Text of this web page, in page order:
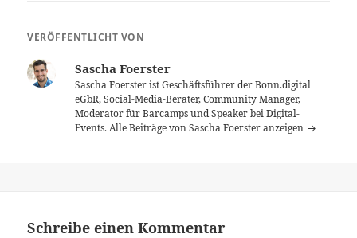
VERÖFFENTLICHT VON
Sascha Foerster
Sascha Foerster ist Geschäftsführer der Bonn.digital
eGbR, Social-Media-Berater, Community Manager,
Moderator für Barcamps und Speaker bei Digital-
Events.Alle Beiträge von Sascha Foerster anzeigen
Schreibe einen Kommentar